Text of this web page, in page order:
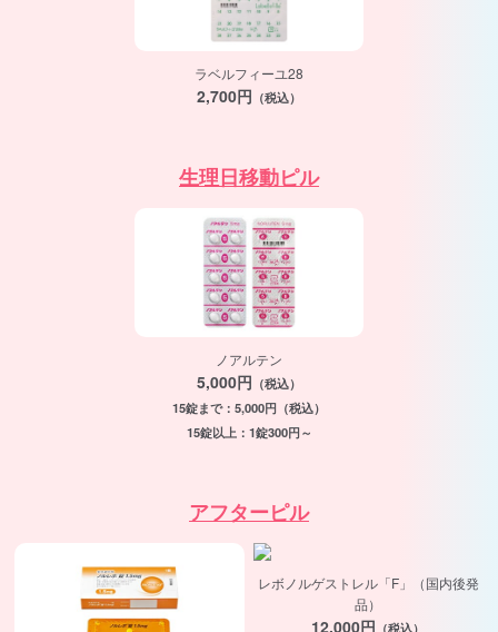
ラベルフィーユ28
2,700円 （税込）
生理日移動ピル
ノアルテン
5,000円 （税込）
15錠まで：5,000円（税込）
15錠以上：1錠300円～
アフターピル
レボノルゲストレル「F」（国内後発
品）
12,000円 （税込）